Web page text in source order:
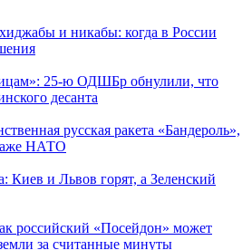
и никабы: когда в России
25-ю ОДШБр обнулили, что
десанта
русская ракета «Бандероль»,
НАТО
Киев и Львов горят, а Зеленский
российский «Посейдон» может
за считанные минуты